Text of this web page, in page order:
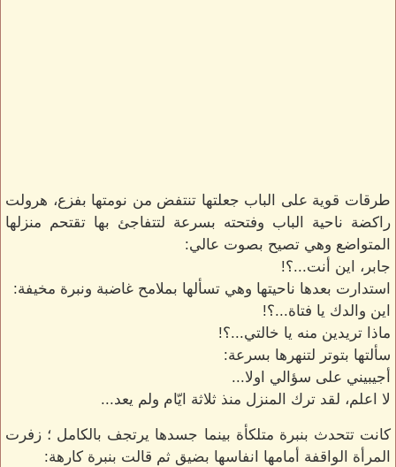
طرقات قوية على الباب جعلتها تنتفض من نومتها بفزع، هرولت
راكضة ناحية الباب وفتحته بسرعة لتتفاجئ بها تقتحم منزلها
المتواضع وهي تصيح بصوت عالي:
جابر، اين أنت...؟!
استدارت بعدها ناحيتها وهي تسألها بملامح غاضبة ونبرة مخيفة:
اين والدك يا فتاة...؟!
ماذا تريدين منه يا خالتي...؟!
سألتها بتوتر لتنهرها بسرعة:
أجيبيني على سؤالي اولا...
لا اعلم، لقد ترك المنزل منذ ثلاثة ايّام ولم يعد...
كانت تتحدث بنبرة متلكأة بينما جسدها يرتجف بالكامل ؛ زفرت
المرأة الواقفة أمامها انفاسها بضيق ثم قالت بنبرة كارهة: